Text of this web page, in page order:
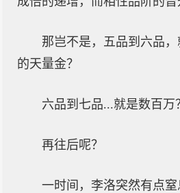
那岂不是，五品到六品
的天量金？
六品到七品...就是数百万
再往后呢？
一时间，李洛突然有点